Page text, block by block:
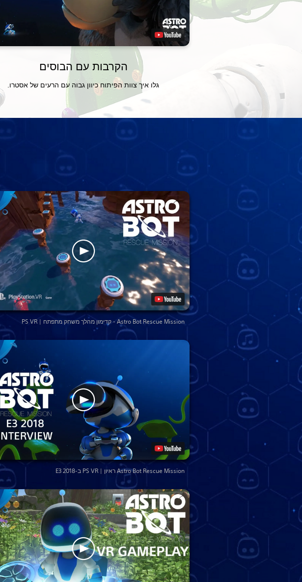
הקרבות עם הבוסים
גלו איך צוות הפיתוח כיוון גבוה עם הרעים של אסטרו.
Astro Bot Rescue Mission - קדימון מהלך משחק מתפתח | PS VR
Astro Bot Rescue Mission ראיון | PS VR ב-E3 2018